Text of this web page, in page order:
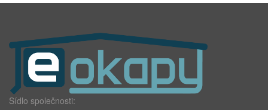
Sídlo společnosti: